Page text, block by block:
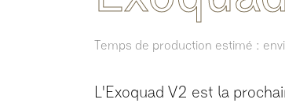
Temps de production estimé :
L'Exoquad V2 est la